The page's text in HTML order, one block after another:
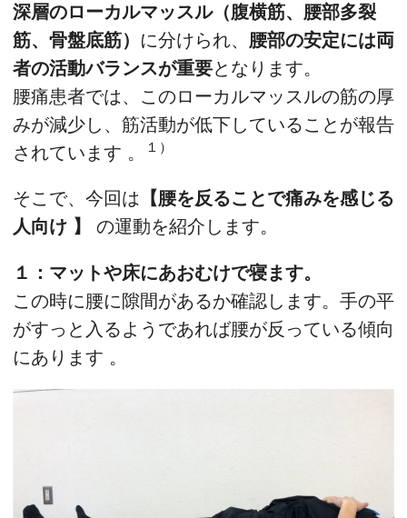
深層のローカルマッスル（腹横筋、腰部多裂
筋、骨盤底筋） に分けられ、 腰部の安定には両
者の活動バランスが重要となります。
腰痛患者では、このローカルマッスルの筋の厚
みが減少し、筋活動が低下していることが報告
されています 。
１）
そこで、今回は 【腰を反ることで痛みを感じる
人向け 】 の運動を紹介します。
１：マットや床にあおむけで寝ます。
この時に腰に隙間があるか確認します。手の平
がすっと入るようであれば腰が反っている傾向
にあります 。